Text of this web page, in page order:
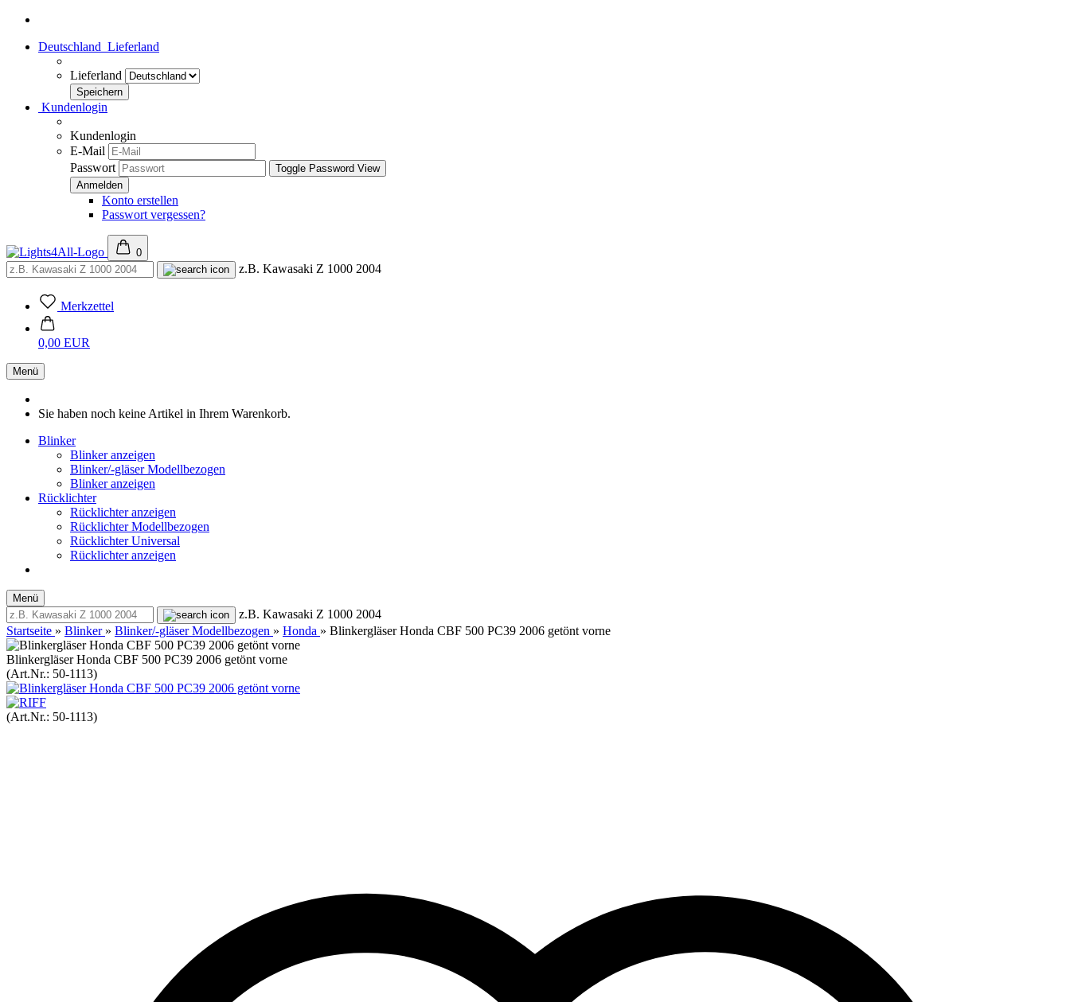
Deutschland Lieferland
Lieferland
Kundenlogin
Kundenlogin
E-Mail
Passwort
Toggle Password View
Konto erstellen
Passwort vergessen?
0
z.B. Kawasaki Z 1000 2004
Merkzettel
0,00 EUR
Menü
Sie haben noch keine Artikel in Ihrem Warenkorb.
Blinker
Blinker anzeigen
Blinker/-gläser Modellbezogen
Blinker anzeigen
Rücklichter
Rücklichter anzeigen
Rücklichter Modellbezogen
Rücklichter Universal
Rücklichter anzeigen
Menü
z.B. Kawasaki Z 1000 2004
Startseite » Blinker » Blinker/-gläser Modellbezogen » Honda » Blinkergläser Honda CBF 500 PC39 2006 getönt vorne
Blinkergläser Honda CBF 500 PC39 2006 getönt vorne
(Art.Nr.: 50-1113)
(Art.Nr.: 50-1113)